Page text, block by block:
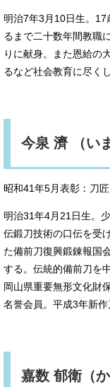
明治7年3月10日生。
るまで二十数年間教職
りに献身。また恩給の
るなど社会教育に尽くし
今泉 濟 （い
昭和41年5月表彰：刀匠
明治31年4月21日生。
伝鍛刀技術の口伝を受
た備前刀復興鍛錬報国
する。伝統的備前刀を
岡山県重要無形文化財
名誉会員。平成3年新作
嘉数 郁衛（